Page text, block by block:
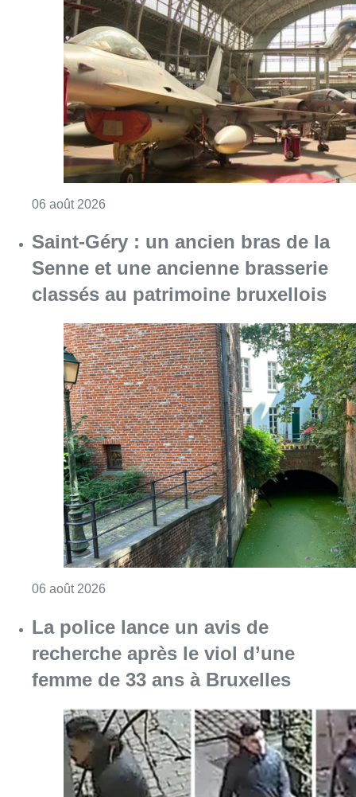
06 août 2026
Saint-Géry : un ancien bras de la
Senne et une ancienne brasserie
classés au patrimoine bruxellois
06 août 2026
La police lance un avis de
recherche après le viol d’une
femme de 33 ans à Bruxelles